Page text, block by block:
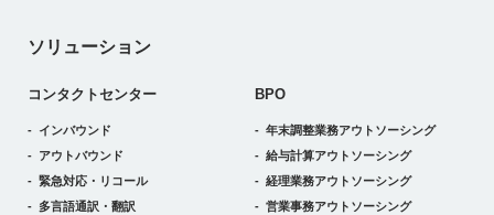
ソリューション
コンタクトセンター
インバウンド
アウトバウンド
緊急対応・リコール
多言語通訳・翻訳
BPO
年末調整業務アウトソーシング
給与計算アウトソーシング
経理業務アウトソーシング
営業事務アウトソーシング